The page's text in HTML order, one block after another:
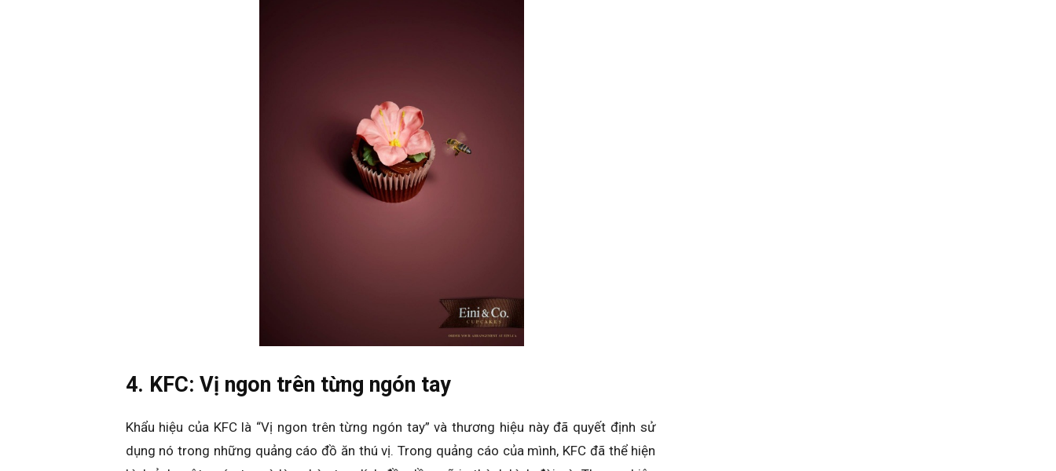
4. KFC: Vị ngon trên từng ngón tay
Khẩu hiệu của KFC là “Vị ngon trên từng ngón tay” và thương hiệu này đã quyết định sử
dụng nó trong những quảng cáo đồ ăn thú vị. Trong quảng cáo của mình, KFC đã thể hiện